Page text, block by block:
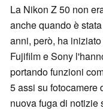
La Nikon Z 50 non
anche quando è
anni, però, ha
Fujifilm e Sony
portando funzioni
5 assi su fotocamere
nuova fuga di